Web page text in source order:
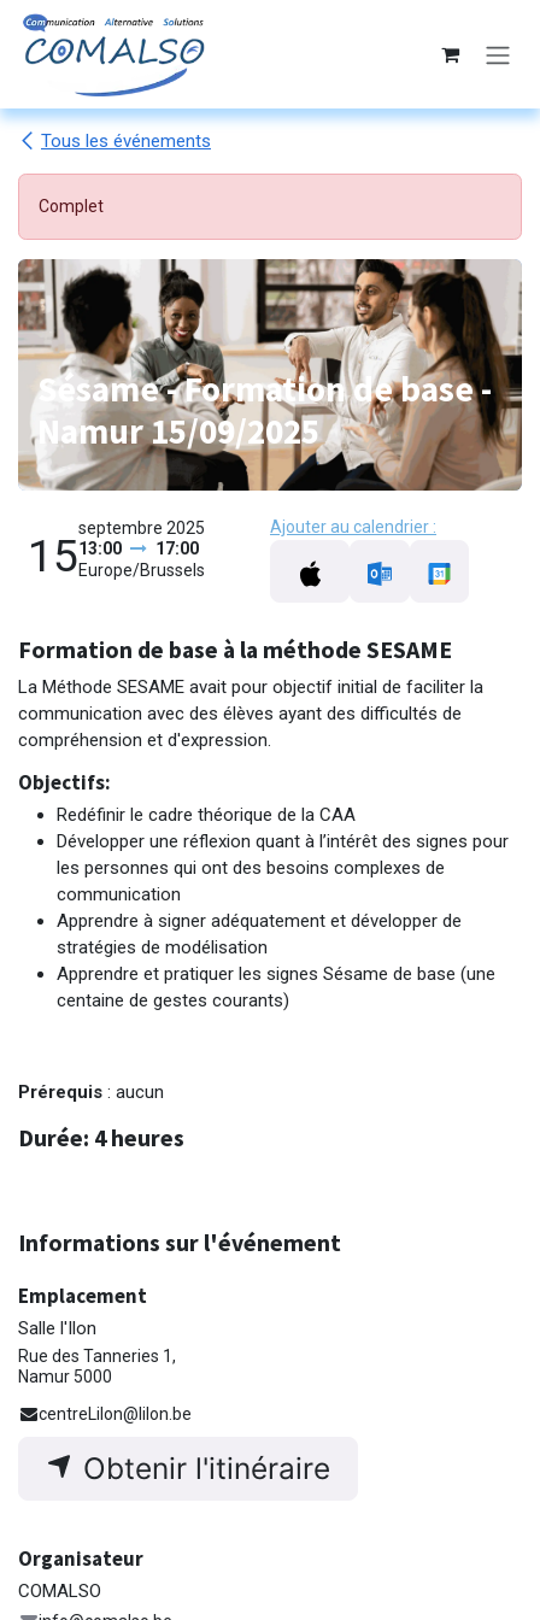
Se rendre au contenu
Tous les événements
Complet
Sésame - Formation de base -
Namur 15/09/2025
15
septembre 2025
13:00
17:00
Europe/Brussels
Ajouter au calendrier :
Formation de base à la méthode SESAME
La Méthode SESAME avait pour objectif initial de faciliter la
communication avec des élèves ayant des difficultés de
compréhension et d'expression.
Objectifs:
Redéfinir le cadre théorique de la CAA
Développer une réflexion quant à l’intérêt des signes pour
les personnes qui ont des besoins complexes de
communication
Apprendre à signer adéquatement et développer de
stratégies de modélisation
Apprendre et pratiquer les signes Sésame de base (une
centaine de gestes courants)
Prérequis : aucun
Durée: 4 heures
Informations sur l'événement
Emplacement
Salle l'Ilon
Rue des Tanneries 1,
Namur 5000
centreLilon@lilon.be
Obtenir l'itinéraire
Organisateur
COMALSO